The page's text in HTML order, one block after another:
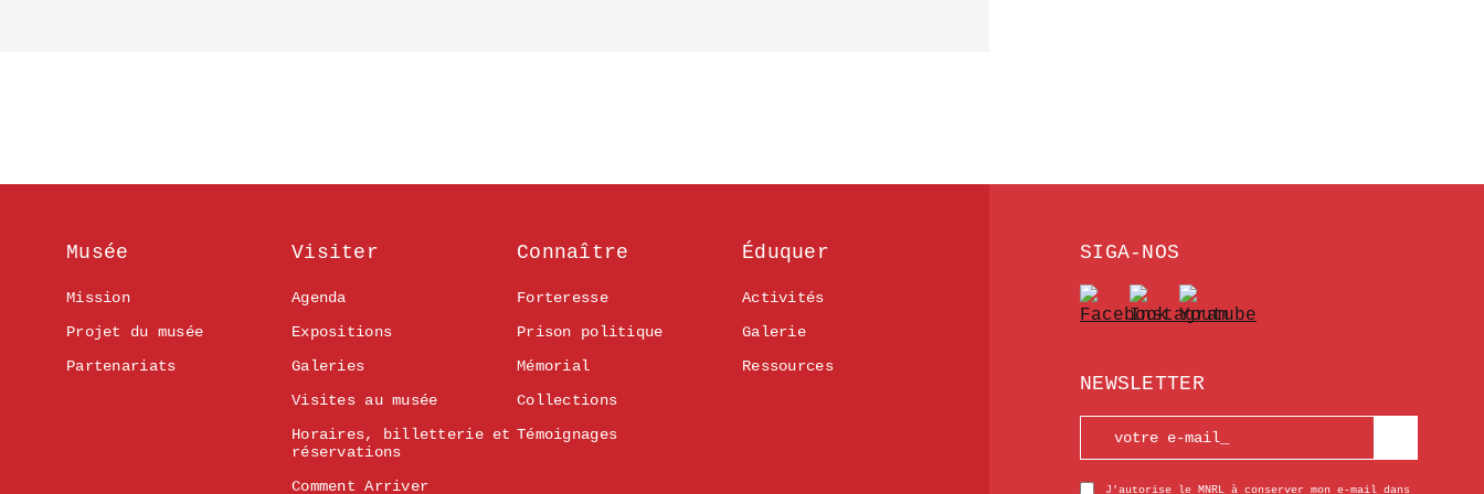
Musée
Mission
Projet du musée
Partenariats
Visiter
Agenda
Expositions
Galeries
Visites au musée
Horaires, billetterie et
réservations
Comment Arriver
Connaître
Forteresse
Prison politique
Mémorial
Collections
Témoignages
Éduquer
Activités
Galerie
Ressources
SIGA-NOS
NEWSLETTER
J'autorise le MNRL à conserver mon e-mail dans